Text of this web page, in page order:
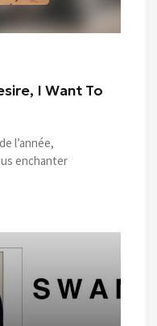
I Want To
l’année,
enchanter